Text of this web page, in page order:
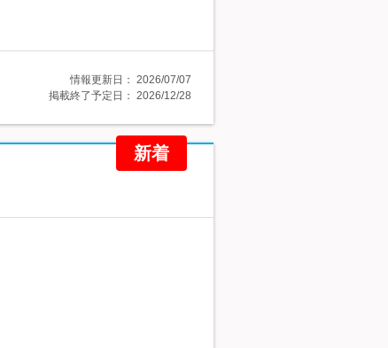
情報更新日： 2026/07/07
掲載終了予定日： 2026/12/28
新着